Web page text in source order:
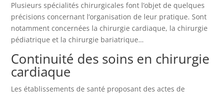
Plusieurs spécialités chirurgicales font l’objet de quelques
précisions concernant l’organisation de leur pratique. Sont
notamment concernées la chirurgie cardiaque, la chirurgie
pédiatrique et la chirurgie bariatrique…
Continuité des soins en chirurgie
cardiaque
Les établissements de santé proposant des actes de